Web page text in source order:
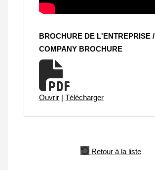
BROCHURE DE L'ENTREPRISE /
COMPANY BROCHURE
Ouvrir | Télécharger
Retour à la liste